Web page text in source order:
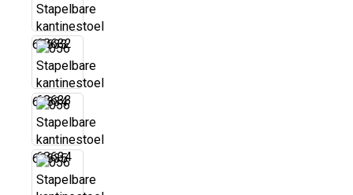
68633
68634
68635